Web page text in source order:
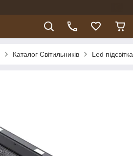
Каталог Світильників Led